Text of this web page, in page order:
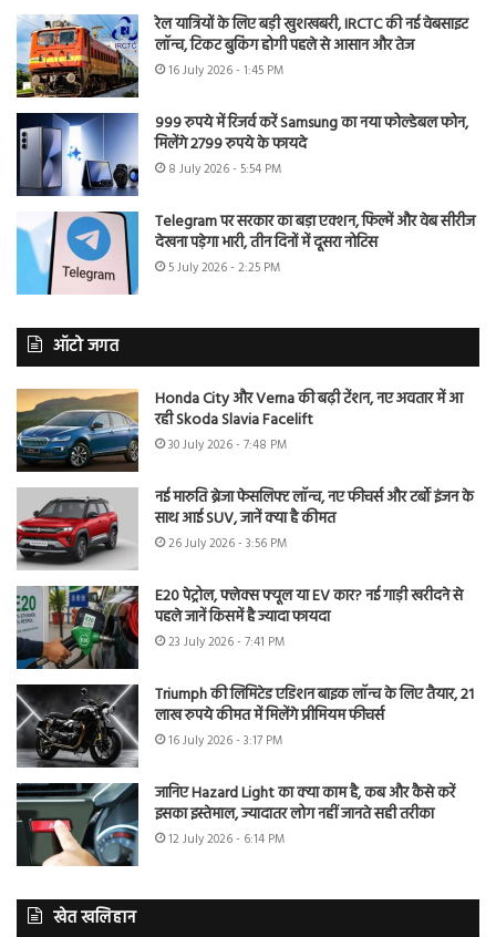
रेल यात्रियों के लिए बड़ी खुशखबरी, IRCTC की नई वेबसाइट
लॉन्च, टिकट बुकिंग होगी पहले से आसान और तेज
16 July 2026 - 1:45 PM
999 रुपये में रिजर्व करें Samsung का नया फोल्डेबल फोन,
मिलेंगे 2799 रुपये के फायदे
8 July 2026 - 5:54 PM
Telegram पर सरकार का बड़ा एक्शन, फिल्में और वेब सीरीज
देखना पड़ेगा भारी, तीन दिनों में दूसरा नोटिस
5 July 2026 - 2:25 PM
ऑटो जगत
Honda City और Verna की बढ़ी टेंशन, नए अवतार में आ
रही Skoda Slavia Facelift
30 July 2026 - 7:48 PM
नई मारुति ब्रेजा फेसलिफ्ट लॉन्च, नए फीचर्स और टर्बो इंजन के
साथ आई SUV, जानें क्या है कीमत
26 July 2026 - 3:56 PM
E20 पेट्रोल, फ्लेक्स फ्यूल या EV कार? नई गाड़ी खरीदने से
पहले जानें किसमें है ज्यादा फायदा
23 July 2026 - 7:41 PM
Triumph की लिमिटेड एडिशन बाइक लॉन्च के लिए तैयार, 21
लाख रुपये कीमत में मिलेंगे प्रीमियम फीचर्स
16 July 2026 - 3:17 PM
जानिए Hazard Light का क्या काम है, कब और कैसे करें
इसका इस्तेमाल, ज्यादातर लोग नहीं जानते सही तरीका
12 July 2026 - 6:14 PM
खेत खलिहान